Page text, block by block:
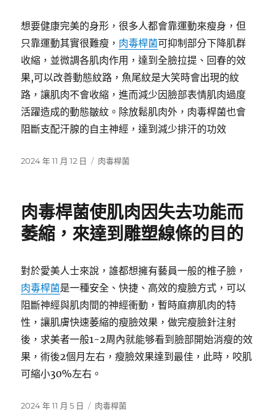
想要健康完美的身形，很多人都會靠運動來瘦身，但
只靠運動其實很難瘦， 肉毒桿菌可抑制部分下降肌群
收縮，並微調各肌肉作用，達到全臉拉提、回春的效
果,可以改善動態紋路，魚尾紋是大笑時會出現的紋
路，讓肌肉不會收縮，進而減少因臉部表情肌肉過度
活躍造成的動態皺紋。除放鬆肌肉外，肉毒桿菌也會
阻斷支配汗腺的自主神經，達到減少排汗的功效
發
2024 年 11 月 12 日
分
肉毒桿菌
肉毒桿菌使肌肉因失去功能而
萎縮，來達到雕塑線條的目的
對於愛美人士來說，誰都想擁有藝員一般的椎子臉，
肉毒桿菌是一種安全、快捷、高效的瘦臉方式，可以
阻斷神經與肌肉間的神經衝動，暫時麻痹肌肉的特
性，讓肌膚快速萎縮的瘦臉效果，做完瘦臉針注射
後，求美者一般1-2周內就能够看到臉部開始消瘦的效
果，術後2個月左右，瘦臉效果達到最佳，此時，咬肌
可縮小30%左右。
發
2024 年 11 月 5 日
分
肉毒桿菌